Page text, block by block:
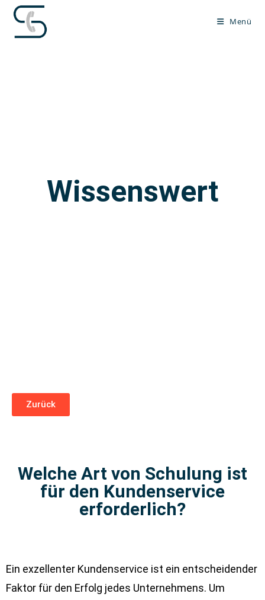
Menü
Wissenswert
Zurück
Welche Art von Schulung ist
für den Kundenservice
erforderlich?
Ein exzellenter Kundenservice ist ein entscheidender
Faktor für den Erfolg jedes Unternehmens. Um